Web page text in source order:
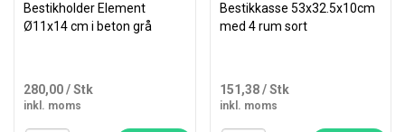
Bestikholder Element
Ø11x14 cm i beton grå
280,00/ Stk
inkl. moms
Bestikkasse 53x32.5x10cm
med 4 rum sort
151,38/ Stk
inkl. moms